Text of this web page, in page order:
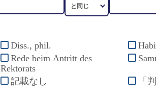
Diss., phil.
Rede beim Antritt des
Rektorats
記載なし 「